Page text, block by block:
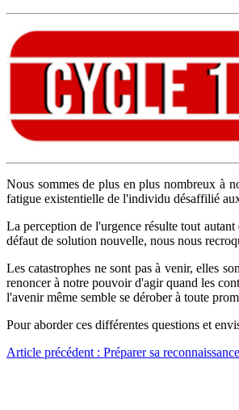
Nous sommes de plus en plus nombreux à
fatigue existentielle de l'individu désaffilié
La perception de l'urgence résulte tout
défaut de solution nouvelle, nous nous
Les catastrophes ne sont pas à venir, elles
renoncer à notre pouvoir d'agir quand les
l'avenir même semble se dérober à toute
Pour aborder ces différentes questions et
Article précédent : Préparer sa